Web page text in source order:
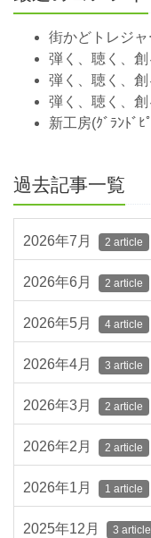
街かどトレジャ
弾く、聴く、
弾く、聴く、
弾く、聴く、
新工房(ｸﾞﾗﾝﾄﾞﾋ
過去記事一覧
2026年7月 2 article
2026年6月 2 article
2026年5月 4 article
2026年4月 3 article
2026年3月 2 article
2026年2月 2 article
2026年1月 1 article
2025年12月 3 article